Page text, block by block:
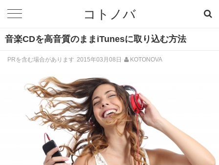
コトノバ
音楽CDを高音質のままiTunesに取り込む方法
PRを含む場合があります 2015年03月08日 KOTONOVA